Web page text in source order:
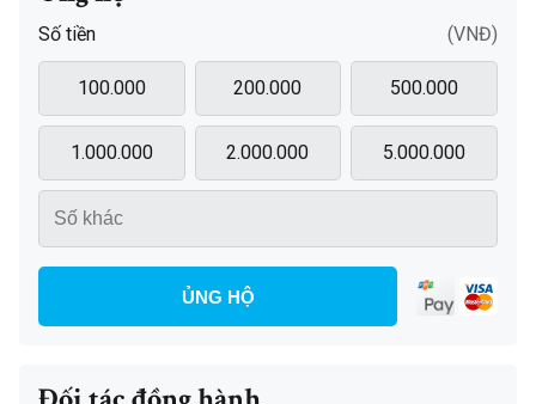
Số tiền (VNĐ)
100.000 200.000 500.000
1.000.000 2.000.000 5.000.000
ỦNG HỘ